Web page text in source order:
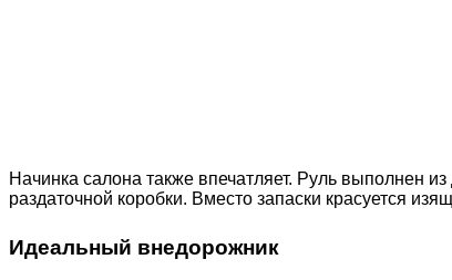
Начинка салона также впечатляет. Руль выполнен
раздаточной коробки. Вместо запаски красуется
Идеальный внедорожник